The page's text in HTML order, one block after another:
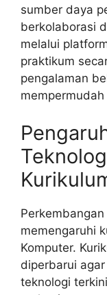
sumber daya
berkolaborasi
melalui
praktikum
pengalaman
memengaruhi
Komputer.
diperbarui
teknologi